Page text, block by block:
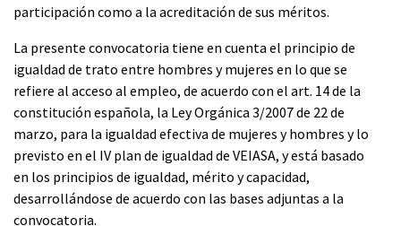
participación como a la acreditación de sus méritos.
La presente convocatoria tiene en cuenta el principio de
igualdad de trato entre hombres y mujeres en lo que se
refiere al acceso al empleo, de acuerdo con el art. 14 de la
constitución española, la Ley Orgánica 3/2007 de 22 de
marzo, para la igualdad efectiva de mujeres y hombres y lo
previsto en el IV plan de igualdad de VEIASA, y está basado
en los principios de igualdad, mérito y capacidad,
desarrollándose de acuerdo con las bases adjuntas a la
convocatoria.